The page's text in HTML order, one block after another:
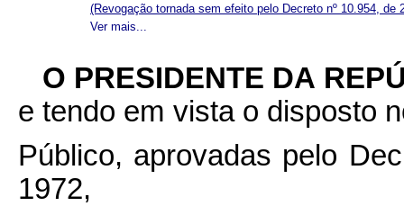
Ver mais...
(Revogação tornada sem efeito pelo Decreto nº 10.954, de
O PRESIDENTE DA
e tendo em vista o disposto
Público, aprovadas pelo
1972,